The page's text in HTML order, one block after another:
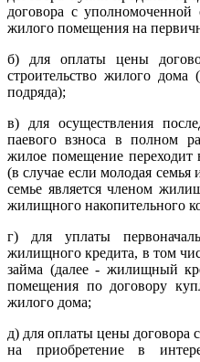
договора с уполномоченной
жилого помещения на
б) для оплаты цены
строительство жилого дома
подряда);
в) для осуществления
паевого взноса в полном
жилое помещение переходит
(в случае если молодая
семье является членом
жилищного накопительного
г) для уплаты
жилищного кредита, в том
займа (далее - жилищный
помещения по договору
жилого дома;
д) для оплаты цены договора
на приобретение в